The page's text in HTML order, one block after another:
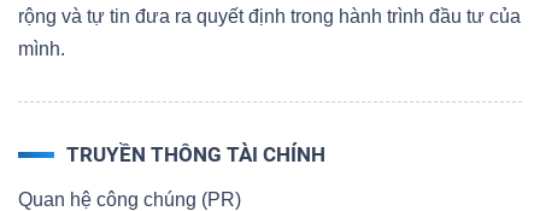
rộng và tự tin đưa ra quyết định trong hành trình đầu tư của
mình.
TRUYỀN THÔNG TÀI CHÍNH
Quan hệ công chúng (PR)